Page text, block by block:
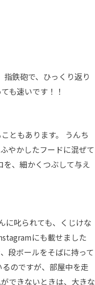
鉄砲で、ひっくり返り
も速いです！！
ともあります。 うんち
やかしたフードに混ぜて
を、細かくつぶして与え
に叱られても、くじけな
にも載せました
段ボールをそばに持って
のですが、部屋中を走
できないときは、大きな